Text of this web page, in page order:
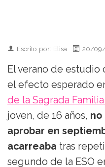
Escrito por: Elisa 20/
El verano de estudio
el efecto esperado
de la Sagrada
joven, de 16 años, no
aprobar en
acarreaba tras
segundo de la ESO